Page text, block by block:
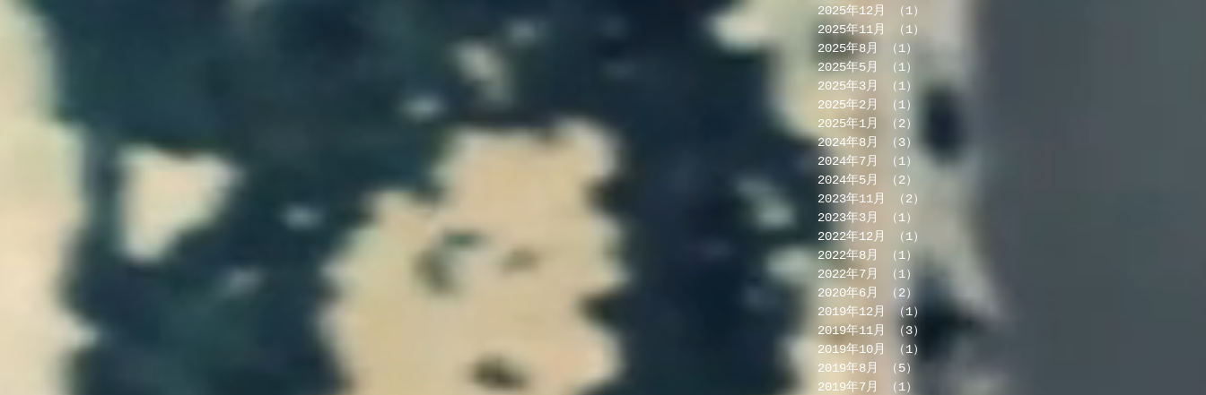
2025年12月
（1）
2025年11月
（1）
2025年8月
（1）
2025年5月
（1）
2025年3月
（1）
1件の記事
2025年2月
（1）
2025年1月
（2）
2024年8月
（3）
2024年7月
（1）
1件の記事
2024年5月
（2）
2023年11月
（2）
2023年3月
（1）
2022年12月
（1）
2022年8月
（1）
2022年7月
（1）
2020年6月
（2）
2019年12月
（1）
1件の記事
2019年11月
（3）
2019年10月
（1）
2019年8月
（5）
2019年7月
（1）